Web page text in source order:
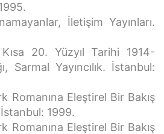
İletişim Yayınları.
20. Yüzyıl Tarihi 1914-
Sarmal Yayıncılık. İstanbul:
Romanına Eleştirel Bir Bakış
İstanbul: 1999.
Romanına Eleştirel Bir Bakış